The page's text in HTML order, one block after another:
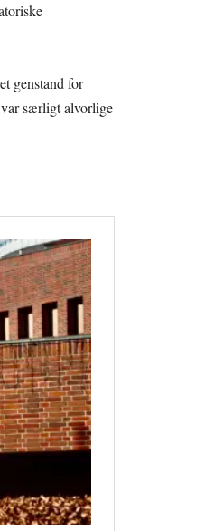
genstand for
særligt alvorlige